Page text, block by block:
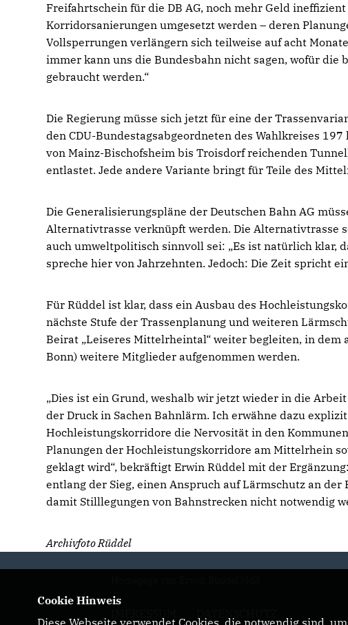
Freifahrtschein für die DB AG, noch mehr Geld
Korridorsanierungen umgesetzt werden – deren
Vollsperrungen verlängern sich teilweise auf acht
immer kann uns die Bundesbahn nicht sagen, wofür
gebraucht werden.“
Die Regierung müsse sich jetzt für eine der
den CDU-Bundestagsabgeordneten des Wahlkreises
von Mainz-Bischofsheim bis Troisdorf reichenden
entlastet. Jede andere Variante bringt für Teile des
Die Generalisierungspläne der Deutschen Bahn AG
Alternativtrasse verknüpft werden. Die Alternativtrasse
auch umweltpolitisch sinnvoll sei: „Es ist natürlich klar,
spreche hier von Jahrzehnten. Jedoch: Die Zeit spricht
Für Rüddel ist klar, dass ein Ausbau des
nächste Stufe der Trassenplanung und weiteren
Beirat „Leiseres Mittelrheintal“ weiter begleiten, in
Bonn) weitere Mitglieder aufgenommen werden.
Dies ist ein Grund, weshalb wir jetzt wieder in die
der Druck in Sachen Bahnlärm. Ich erwähne dazu
Hochleistungskorridore die Nervosität in den
Planungen der Hochleistungskorridore am Mittelrhein
geklagt wird“, bekräftigt Erwin Rüddel mit der
entlang der Sieg, einen Anspruch auf Lärmschutz an
damit Stilllegungen von Bahnstrecken nicht notwendig
Archivfoto Rüddel
Cookie Hinweis
Diese Webseite verwendet Cookies, die notwendig sind,